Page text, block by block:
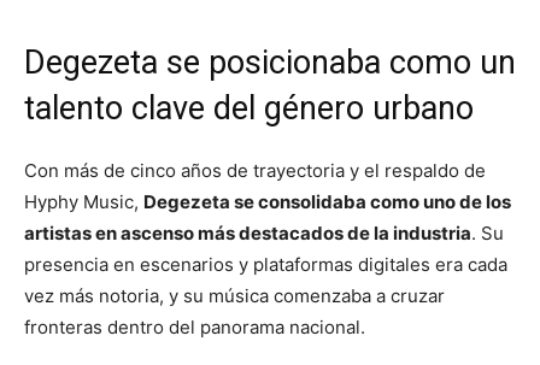
Degezeta se posicionaba como un
talento clave del género urbano
Con más de cinco años de trayectoria y el respaldo de
Hyphy Music, Degezeta se consolidaba como uno de los
artistas en ascenso más destacados de la industria. Su
presencia en escenarios y plataformas digitales era cada
vez más notoria, y su música comenzaba a cruzar
fronteras dentro del panorama nacional.